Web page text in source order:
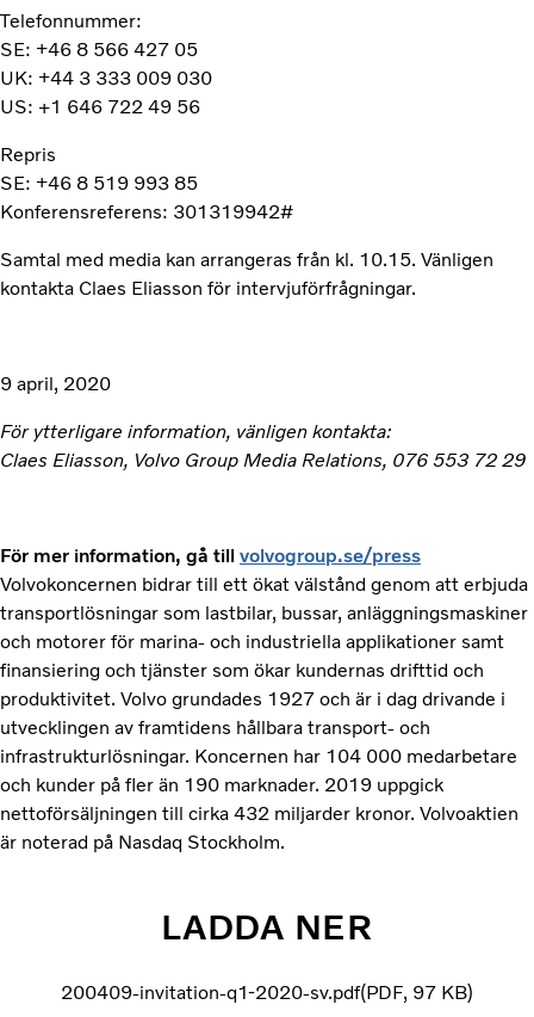
Telefonnummer:
SE: +46 8 566 427 05
UK: +44 3 333 009 030
US: +1 646 722 49 56
Repris
SE: +46 8 519 993 85
Konferensreferens: 301319942#
Samtal med media kan arrangeras från kl. 10.15. Vänligen
kontakta Claes Eliasson för intervjuförfrågningar.
9 april, 2020
För ytterligare information, vänligen kontakta:
Claes Eliasson, Volvo Group Media Relations, 076 553 72 29
För mer information, gå till volvogroup.se/press
Volvokoncernen bidrar till ett ökat välstånd genom att erbjuda
transportlösningar som lastbilar, bussar, anläggningsmaskiner
och motorer för marina- och industriella applikationer samt
finansiering och tjänster som ökar kundernas drifttid och
produktivitet. Volvo grundades 1927 och är i dag drivande i
utvecklingen av framtidens hållbara transport- och
infrastrukturlösningar. Koncernen har 104 000 medarbetare
och kunder på fler än 190 marknader. 2019 uppgick
nettoförsäljningen till cirka 432 miljarder kronor. Volvoaktien
är noterad på Nasdaq Stockholm.
LADDA NER
200409-invitation-q1-2020-sv.pdf PDF 97 KB